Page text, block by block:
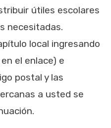
útiles escolares
necesitadas.
local ingresando
el enlace) e
postal y las
a usted se